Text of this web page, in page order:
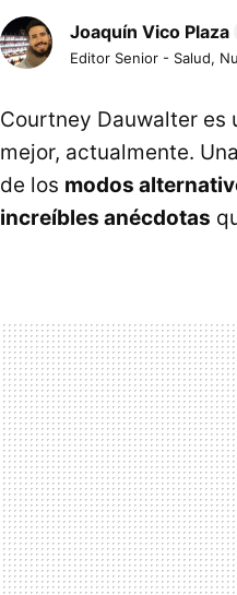
Joaquín Vico Plaza
Editor Senior - Salud,
Courtney Dauwalter es
mejor, actualmente. Una
de los modos
increíbles anécdotas